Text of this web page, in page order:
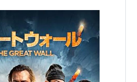
いなる野望 PART II 香港追想
（1991）＜未＞ 出演
）＜未＞ 出演